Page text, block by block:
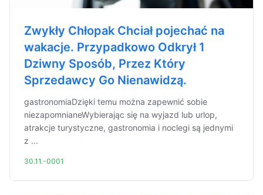
Zwykły Chłopak Chciał pojechać na
wakacje. Przypadkowo Odkrył 1
Dziwny Sposób, Przez Który
Sprzedawcy Go Nienawidzą.
gastronomiaDzięki temu można zapewnić sobie
niezapomnianeWybierając się na wyjazd lub urlop,
atrakcje turystyczne, gastronomia i noclegi są jednymi
z ...
30.11.-0001